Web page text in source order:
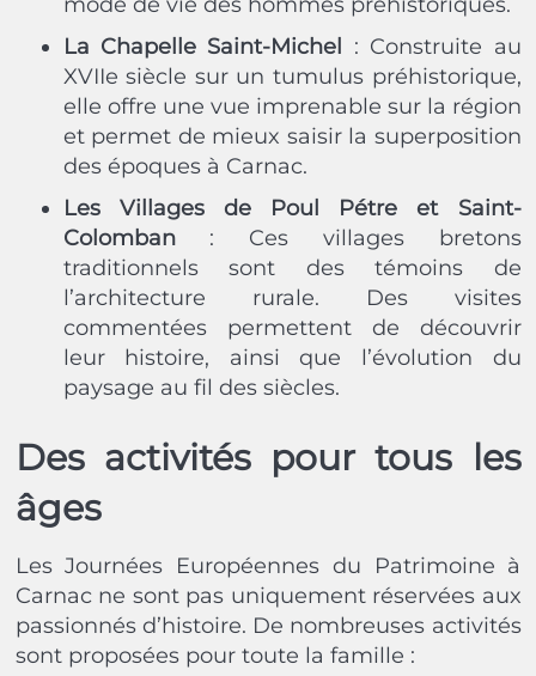
La Chapelle Saint-Michel
: Construite au
XVIIe siècle sur un tumulus préhistorique,
elle offre une vue imprenable sur la région
et permet de mieux saisir la superposition
des époques à Carnac.
Les Villages de Poul Pétre et Saint-
Colomban: Ces villages bretons
traditionnels sont des témoins de
l’architecture rurale. Des visites
commentées permettent de découvrir
leur histoire, ainsi que l’évolution du
paysage au fil des siècles.
Des activités pour tous les
âges
Les Journées Européennes du Patrimoine à
Carnac ne sont pas uniquement réservées aux
passionnés d’histoire. De nombreuses activités
sont proposées pour toute la famille :